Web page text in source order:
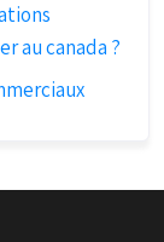
au canada ?